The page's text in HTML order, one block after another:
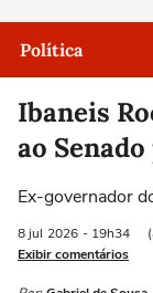
Política
Ibaneis
ao
Ex-governador
8 jul 2026 - 19h34
Exibir comentários